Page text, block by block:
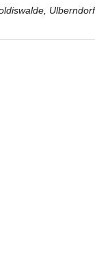
Ulberndorf